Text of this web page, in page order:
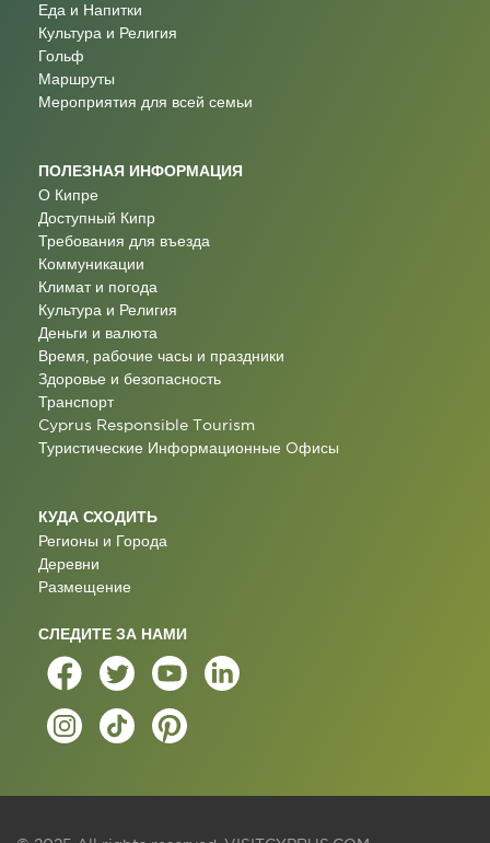
Еда и Напитки
Культура и Религия
Гольф
Маршруты
Мероприятия для всей семьи
ПОЛЕЗНАЯ ИНФОРМАЦИЯ
О Кипре
Доступный Кипр
Требования для въезда
Коммуникации
Климат и погода
Культура и Религия
Деньги и валюта
Время, рабочие часы и праздники
Здоровье и безопасность
Транспорт
Cyprus Responsible Tourism
Туристические Информационные Oфисы
КУДА СХОДИТЬ
Регионы и Города
Деревни
Размещение
СЛЕДИТЕ ЗА НАМИ